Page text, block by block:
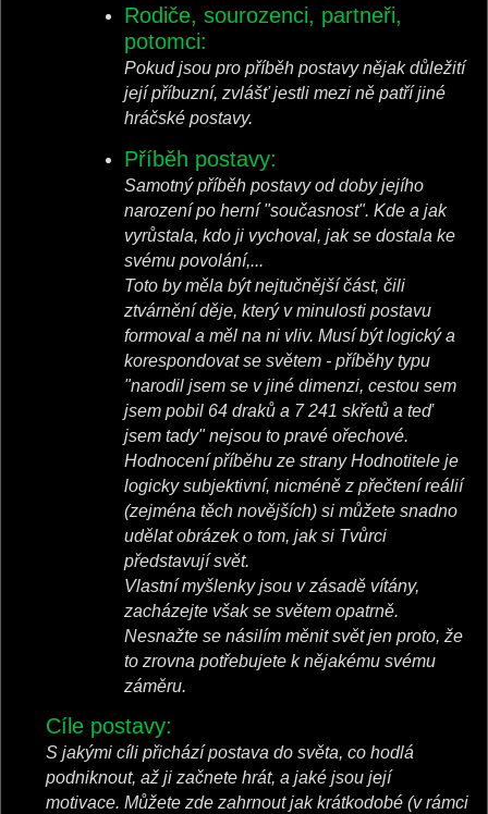
Rodiče, sourozenci, partneři,
potomci:
Pokud jsou pro příběh postavy nějak důležití
její příbuzní, zvlášť jestli mezi ně patří jiné
hráčské postavy.
Příběh postavy:
Samotný příběh postavy od doby jejího
narození po herní "současnost". Kde a jak
vyrůstala, kdo ji vychoval, jak se dostala ke
svému povolání,...
Toto by měla být nejtučnější část, čili
ztvárnění děje, který v minulosti postavu
formoval a měl na ni vliv. Musí být logický a
korespondovat se světem - příběhy typu
"narodil jsem se v jiné dimenzi, cestou sem
jsem pobil 64 draků a 7 241 skřetů a teď
jsem tady" nejsou to pravé ořechové.
Hodnocení příběhu ze strany Hodnotitele je
logicky subjektivní, nicméně z přečtení reálií
(zejména těch novějších) si můžete snadno
udělat obrázek o tom, jak si Tvůrci
představují svět.
Vlastní myšlenky jsou v zásadě vítány,
zacházejte však se světem opatrně.
Nesnažte se násilím měnit svět jen proto, že
to zrovna potřebujete k nějakému svému
záměru.
Cíle postavy:
S jakými cíli přichází postava do světa, co hodlá
podniknout, až ji začnete hrát, a jaké jsou její
motivace. Můžete zde zahrnout jak krátkodobé (v rámci